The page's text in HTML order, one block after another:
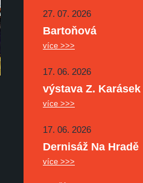
27. 07. 2026
Bartoňová
více >>>
17. 06. 2026
výstava Z. Karásek
více >>>
17. 06. 2026
Dernisáž Na Hradě
více >>>